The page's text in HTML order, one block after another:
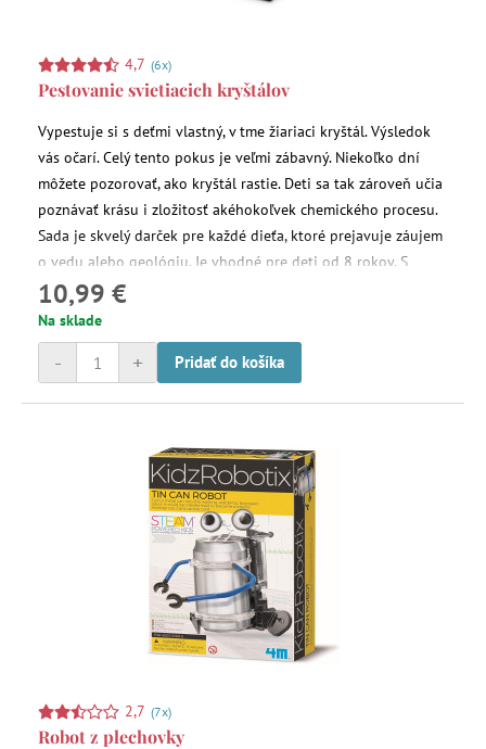
4,7 (6x)
Pestovanie svietiacich kryštálov
Vypestuje si s deťmi vlastný, v tme žiariaci kryštál. Výsledok
vás očarí. Celý tento pokus je veľmi zábavný. Niekoľko dní
môžete pozorovať, ako kryštál rastie. Deti sa tak zároveň učia
poznávať krásu i zložitosť akéhokoľvek chemického procesu.
Sada je skvelý darček pre každé dieťa, ktoré prejavuje záujem
o vedu alebo geológiu. Je vhodné pre deti od 8 rokov. S
pomocou rodičou si ale kryštál dokážu vypestovať i mladšie
deti.
10,99 €
Na sklade
+
- Pridať do košíka
2,7 (7x)
Robot z plechovky